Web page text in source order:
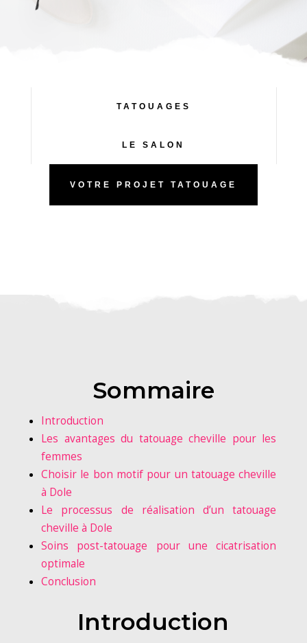
TATOUAGES
LE SALON
VOTRE PROJET TATOUAGE
Sommaire
Introduction
Les avantages du tatouage cheville pour les
femmes
Choisir le bon motif pour un tatouage cheville
à Dole
Le processus de réalisation d’un tatouage
cheville à Dole
Soins post-tatouage pour une cicatrisation
optimale
Conclusion
Introduction